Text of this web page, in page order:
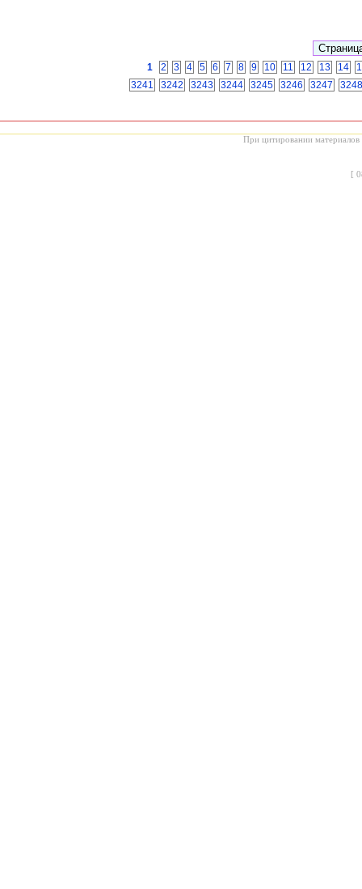
1 2 3 4 5 6 7 8 9 10 11 12 13 14
3241
3242 3243 3244 3245 3246 3247 3248
При цитировании материалов
[